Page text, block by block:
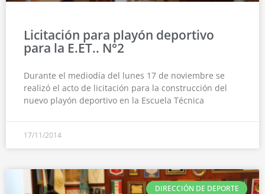
Licitación para playón deportivo
para la E.ET.. N°2
Durante el mediodía del lunes 17 de noviembre se
realizó el acto de licitación para la construcción del
nuevo playón deportivo en la Escuela Técnica
17/11/2014
DIRECCIÓN DE DEPORTE